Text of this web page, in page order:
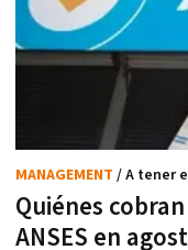
Quiénes
ANSES en
MANAGEMENT / A tener